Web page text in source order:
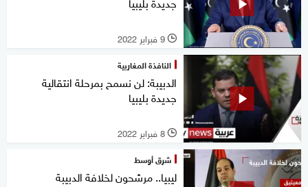
l 9 فبراير 2022
النافذة المغاربية
الدبيبة: لن نسمح بمرحلة انتقالية
جديدة بليبيا
l 8 فبراير 2022
شرق أوسط
ليبيا.. مرشحون لخلافة الدبيبة